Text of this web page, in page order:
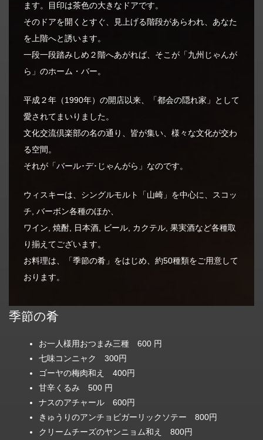
ます。目印は茶色の大きなドアです。
そのドアを開くとすぐ、見上げる階段があらわれ、あなた
を上階へと誘います。
一段一段踏みしめ２階へあがれば、そこが「九州じゃんが
ら」のホーム・バー。
平成２年（1990年）の開店以来、「都会の隠れ家」として
愛されてまいりました。
文化交流倶楽部の名の通り、皆が集い、様々な文化が交わ
る空間。
それが「バール･デ･じゃんがら」なのです。
ウィスキーは、シングルモルト「山崎」を中心に、スコッ
チ, バーボン各種のほか、
ワイン, 焼酎, 日本酒, ビール, カクテル, 果実酒など各種取
り揃えてございます。
お料理は、「季節の肴」をはじめ、約50種類をご用意して
おります。
季節の肴
お一人様用おつまみ三種 600 円
七味コンニャク 300円
ゴーヤの梅肉和え 400円
甘辛くるみ 500 円
ナスのアチャール 600円
きゅうりのアンチョビガーリックソテー 800円
クリームチーズのヤンニョム和え 800円